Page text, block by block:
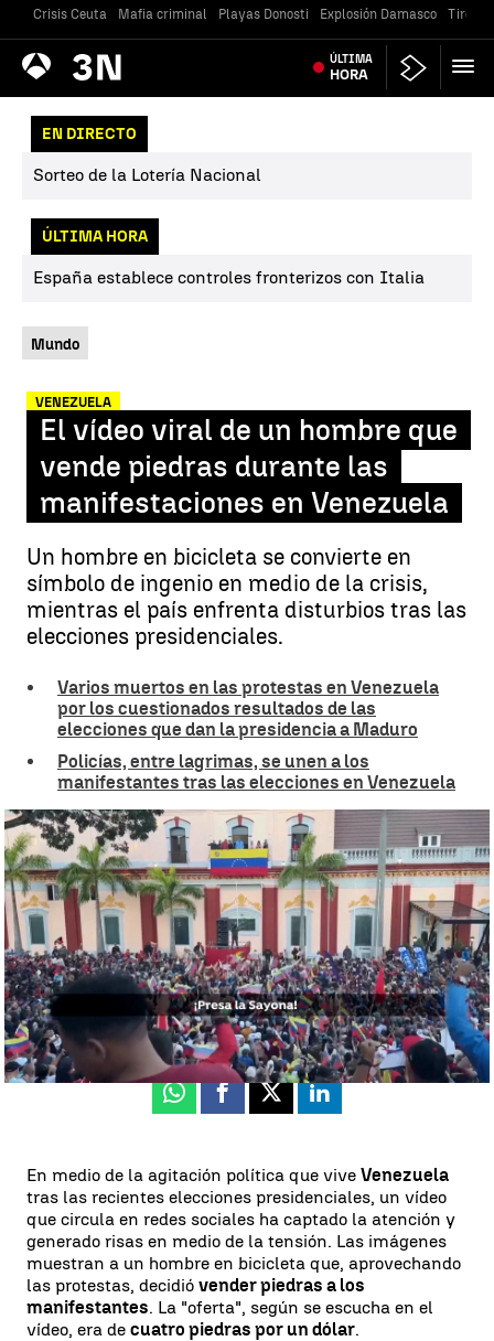
Crisis Ceuta Mafia criminal Playas Donosti Explosión Damasco Tiroteo
Antena
3 Noticias ÚLTIMA
HORA
EN DIRECTO
Sorteo de la Lotería Nacional
ÚLTIMA HORA
España establece controles fronterizos con Italia
Mundo
VENEZUELA
El vídeo viral de un hombre que
vende piedras durante las
manifestaciones en Venezuela
Un hombre en bicicleta se convierte en
símbolo de ingenio en medio de la crisis,
mientras el país enfrenta disturbios tras las
elecciones presidenciales.
Varios muertos en las protestas en Venezuela
por los cuestionados resultados de las
elecciones que dan la presidencia a Maduro
Policías, entre lagrimas, se unen a los
manifestantes tras las elecciones en Venezuela
El vídeo viral de un hombre que vende piedras durante las
manifestaciones en Venezuela |Antena 3 Noticias
Irene Rodríguez
Publicado:31 de julio de 2024, 12:53
Whatsapp
Facebook
X Linkedin
En medio de la agitación política que vive Venezuela
tras las recientes elecciones presidenciales, un vídeo
que circula en redes sociales ha captado la atención y
generado risas en medio de la tensión. Las imágenes
muestran a un hombre en bicicleta que, aprovechando
las protestas, decidió vender piedras a los
manifestantes. La "oferta", según se escucha en el
vídeo, era de cuatro piedras por un dólar.